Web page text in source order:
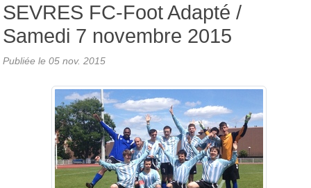
SEVRES FC-Foot Adapté /
Samedi 7 novembre 2015
Publiée le 05 nov. 2015